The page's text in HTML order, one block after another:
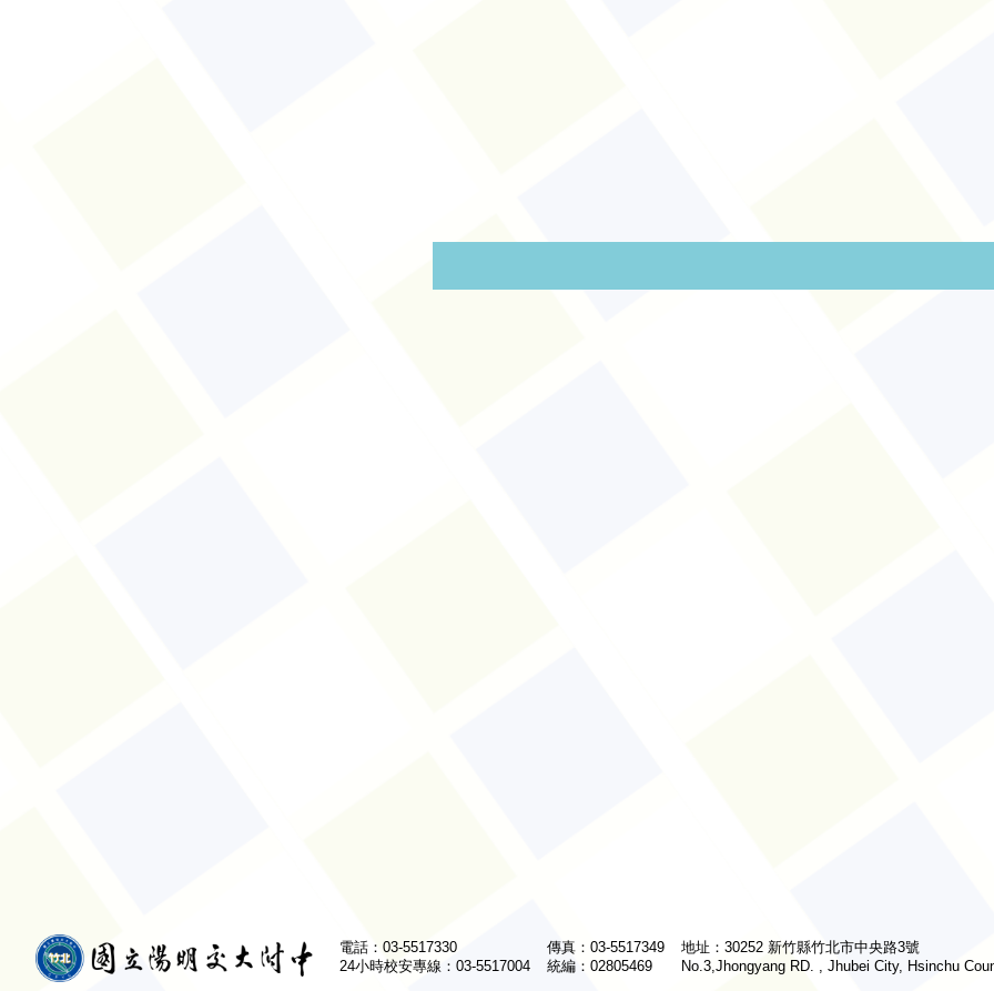
電話：03-5517330
24小時校安專線：03-5517004
傳真：03-5517349
統編：02805469
地址：30252 新竹縣竹北市中央路3號
No.3,Jhongyang RD. , Jhubei City, Hsinchu